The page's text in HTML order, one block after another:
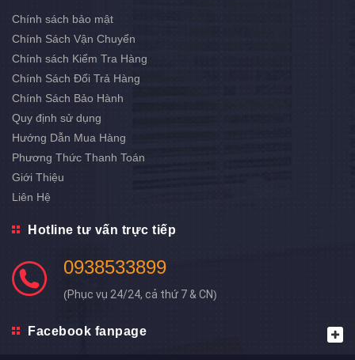
Chính sách bảo mật
Chính Sách Vận Chuyển
Chính sách Kiểm Tra Hàng
Chính Sách Đổi Trả Hàng
Chính Sách Bảo Hành
Quy định sử dụng
Hướng Dẫn Mua Hàng
Phương Thức Thanh Toán
Giới Thiệu
Liên Hệ
Hotline tư vấn trực tiếp
0938533899
(Phục vụ 24/24, cả thứ 7 & CN)
Facebook fanpage